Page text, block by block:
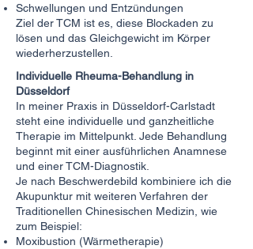
Schwellungen und Entzündungen
Ziel der TCM ist es, diese Blockaden zu
lösen und das Gleichgewicht im Körper
wiederherzustellen.
Individuelle Rheuma-Behandlung in
Düsseldorf
In meiner Praxis in Düsseldorf-Carlstadt
steht eine individuelle und ganzheitliche
Therapie im Mittelpunkt. Jede Behandlung
beginnt mit einer ausführlichen Anamnese
und einer TCM-Diagnostik.
Je nach Beschwerdebild kombiniere ich die
Akupunktur mit weiteren Verfahren der
Traditionellen Chinesischen Medizin, wie
zum Beispiel:
Moxibustion (Wärmetherapie)